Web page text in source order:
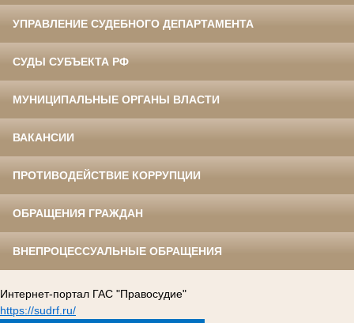
УПРАВЛЕНИЕ СУДЕБНОГО ДЕПАРТАМЕНТА
СУДЫ СУБЪЕКТА РФ
МУНИЦИПАЛЬНЫЕ ОРГАНЫ ВЛАСТИ
ВАКАНСИИ
ПРОТИВОДЕЙСТВИЕ КОРРУПЦИИ
ОБРАЩЕНИЯ ГРАЖДАН
ВНЕПРОЦЕССУАЛЬНЫЕ ОБРАЩЕНИЯ
Интернет-портал ГАС "Правосудие"
https://sudrf.ru/